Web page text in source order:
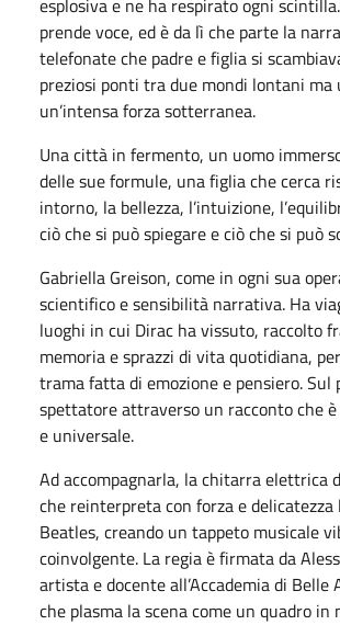
prende voce, ed è da lì che parte la
telefonate che padre e figlia si
preziosi ponti tra due mondi lontani ma
un’intensa forza sotterranea.
Una città in fermento, un uomo
delle sue formule, una figlia che cerca
intorno, la bellezza, l’intuizione,
ciò che si può spiegare e ciò che si può
Gabriella Greison, come in ogni sua
scientifico e sensibilità narrativa. Ha
luoghi in cui Dirac ha vissuto, raccolto
memoria e sprazzi di vita quotidiana,
trama fatta di emozione e pensiero. Sul
spettatore attraverso un racconto che
e universale.
Ad accompagnarla, la chitarra elettrica
che reinterpreta con forza e delicatezza
Beatles, creando un tappeto musicale
coinvolgente. La regia è firmata da
artista e docente all’Accademia di Belle
che plasma la scena come un quadro in